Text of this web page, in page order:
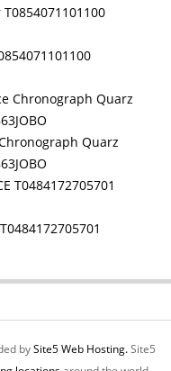
Quarz
bySite5 Web Hosting.Site5